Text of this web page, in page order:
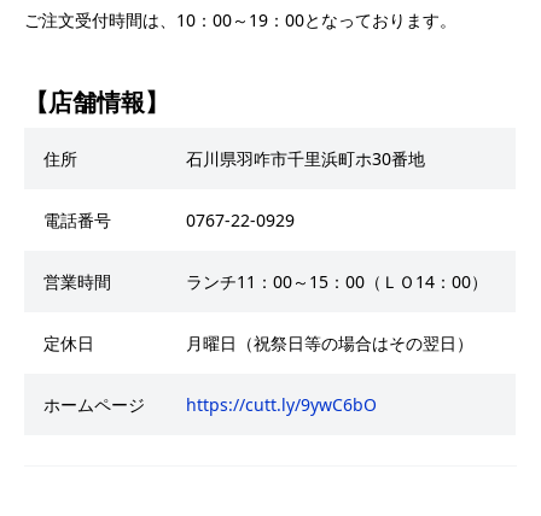
ご注文受付時間は、10：00～19：00となっております。
【店舗情報】
住所 石川県羽咋市千里浜町ホ30番地
電話番号 0767-22-0929
営業時間 ランチ11：00～15：00（ＬＯ14：00）
定休日 月曜日（祝祭日等の場合はその翌日）
ホームページ https://cutt.ly/9ywC6bO